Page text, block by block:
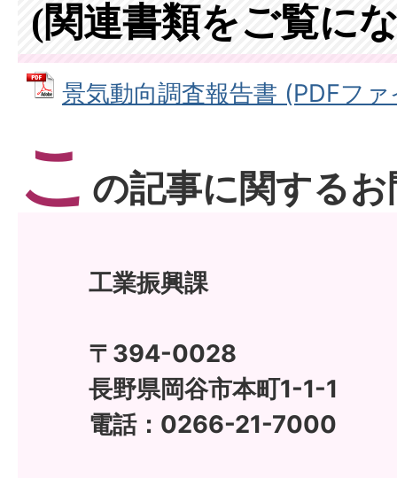
(関連書類をご覧に
景気動向調査報告書 (PDFフ
こ の記事に関する
工業振興課
〒394-0028
長野県岡谷市本町1-1-1
電話：0266-21-7000